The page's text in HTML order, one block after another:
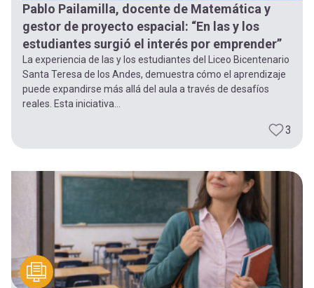
Pablo Pailamilla, docente de Matemática y
gestor de proyecto espacial: “En las y los
estudiantes surgió el interés por emprender”
La experiencia de las y los estudiantes del Liceo Bicentenario
Santa Teresa de los Andes, demuestra cómo el aprendizaje
puede expandirse más allá del aula a través de desafíos
reales. Esta iniciativa...
3